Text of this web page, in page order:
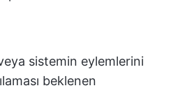
veya sistemin eylemlerini
beklenen